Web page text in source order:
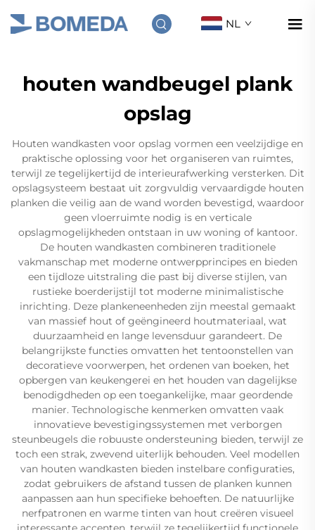
NL
houten wandbeugel plank
opslag
Houten wandkasten voor opslag vormen een veelzijdige en
praktische oplossing voor het organiseren van ruimtes,
terwijl ze tegelijkertijd de interieurafwerking versterken. Dit
opslagsysteem bestaat uit zorgvuldig vervaardigde houten
planken die veilig aan de wand worden bevestigd, waardoor
geen vloerruimte nodig is en verticale
opslagmogelijkheden ontstaan in uw woning of kantoor.
De houten wandkasten combineren traditionele
vakmanschap met moderne ontwerpprincipes en bieden
een tijdloze uitstraling die past bij diverse stijlen, van
rustieke boerderijstijl tot moderne minimalistische
inrichting. Deze plankeneenheden zijn meestal gemaakt
van massief hout of geëngineerd houtmateriaal, wat
duurzaamheid en lange levensduur garandeert. De
belangrijkste functies omvatten het tentoonstellen van
decoratieve voorwerpen, het ordenen van boeken, het
opbergen van keukengerei en het houden van dagelijkse
benodigdheden op een toegankelijke, maar geordende
manier. Technologische kenmerken omvatten vaak
innovatieve bevestigingssystemen met verborgen
steunbeugels die robuuste ondersteuning bieden, terwijl ze
toch een strak, zwevend uiterlijk behouden. Veel modellen
van houten wandkasten bieden instelbare configuraties,
zodat gebruikers de afstand tussen de planken kunnen
aanpassen aan hun specifieke behoeften. De natuurlijke
nerfpatronen en warme tinten van hout creëren visueel